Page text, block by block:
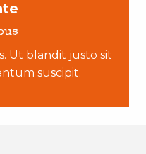
Ut blandit justo sit
suscipit.